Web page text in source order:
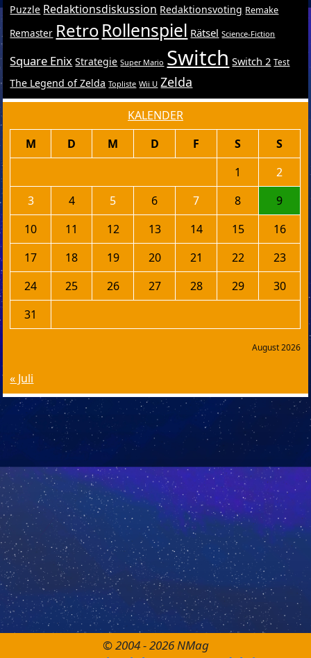
Puzzle Redaktionsdiskussion Redaktionsvoting Remake
Remaster RetroRollenspiel Rätsel Science-Fiction
Square Enix Strategie Super Mario Switch Switch 2 Test
The Legend of Zelda Topliste Wii U Zelda
KALENDER
August 2026
M D M D F S
S
1
2
3
4 5 6 7 8
9
10
11 12 13 14 15
16
17
18 19 20 21 22
23
24
25 26 27 28 29
30
31
« Juli
© 2004 - 2026 NMag